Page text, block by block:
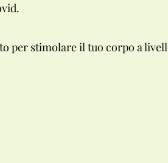
per stimolare il tuo corpo a